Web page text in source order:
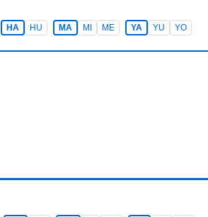
HA HU MA MI ME YA YU YO